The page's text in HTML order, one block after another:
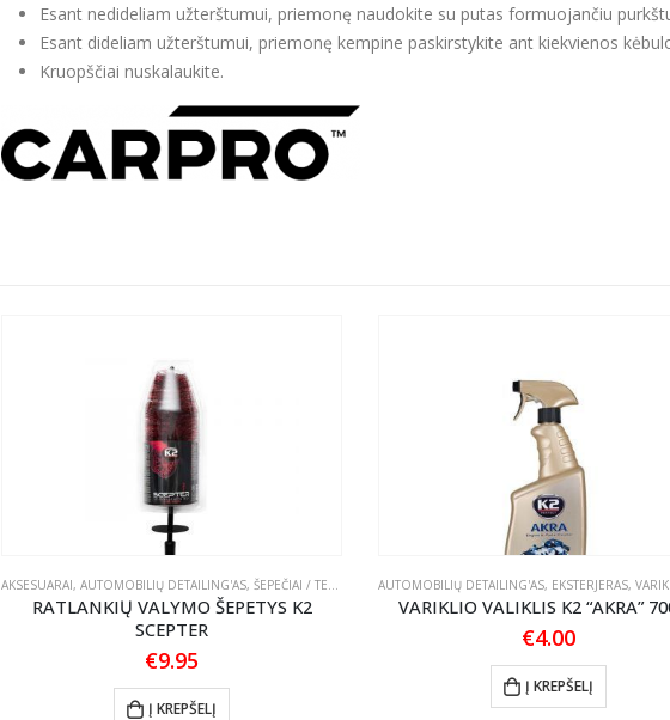
Esant nedideliam užterštumui, priemonę naudokite su putas formuojančiu
Esant dideliam užterštumui, priemonę kempine paskirstykite ant kiekvienos
Kruopščiai nuskalaukite.
AKSESUARAI, AUTOMOBILIŲ DETAILING'AS, ŠEPEČIAI / TEPTUKAI
RATLANKIŲ VALYMO ŠEPETYS K2
SCEPTER
€9.95
Į KREPŠELĮ
AUTOMOBILIŲ DETAILING'AS, EKSTERJERAS,
VARIKLIO VALIKLIS K2 “AKRA”
€4.00
Į KREPŠELĮ